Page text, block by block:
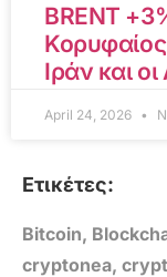
BRENT
Ιράν και
April 24, 2026
Ετικέτες:
Bitcoin,
cryptonea,